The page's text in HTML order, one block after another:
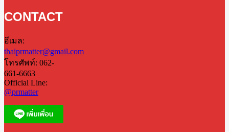
CONTACT
อีเมล:
thaiprmatter@gmail.com
โทรศัพท์: 062-
661-6663
Official Line:
@prmatter